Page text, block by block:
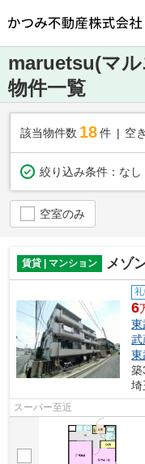
maruetsu(マル
物件一覧
該当物件数 18件 空
絞り込み条件： なし
空室のみ
賃貸 | マンション メゾ
6
東
武
東
築
埼
スーパー至近